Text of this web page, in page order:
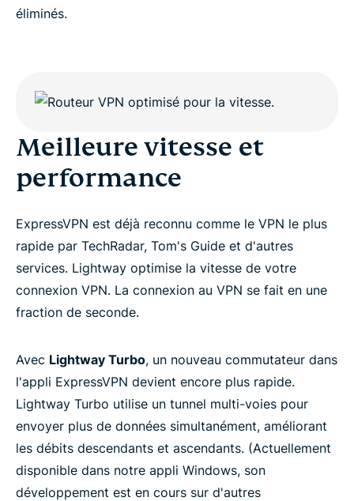
éliminés.
Meilleure vitesse et
performance
ExpressVPN est déjà reconnu comme le VPN le plus
rapide par TechRadar, Tom's Guide et d'autres
services. Lightway optimise la vitesse de votre
connexion VPN. La connexion au VPN se fait en une
fraction de seconde.
Avec Lightway Turbo, un nouveau commutateur dans
l'appli ExpressVPN devient encore plus rapide.
Lightway Turbo utilise un tunnel multi-voies pour
envoyer plus de données simultanément, améliorant
les débits descendants et ascendants. (Actuellement
disponible dans notre appli Windows, son
développement est en cours sur d'autres